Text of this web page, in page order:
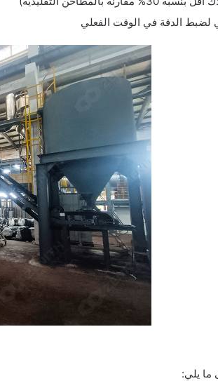
لضبط الدقة في الوقت الفعلي
ما يلي: